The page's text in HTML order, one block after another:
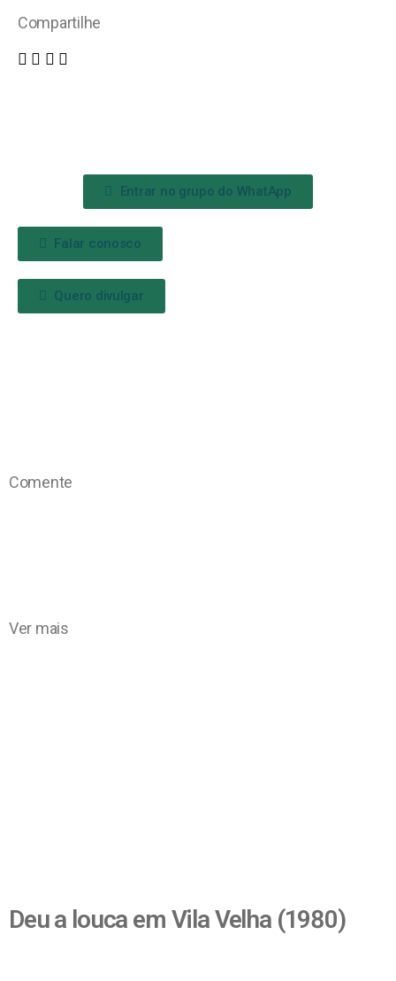
Compartilhe
Entrar no grupo do WhatApp
Falar conosco
Quero divulgar
Comente
Ver mais
Deu a louca em Vila Velha (1980)